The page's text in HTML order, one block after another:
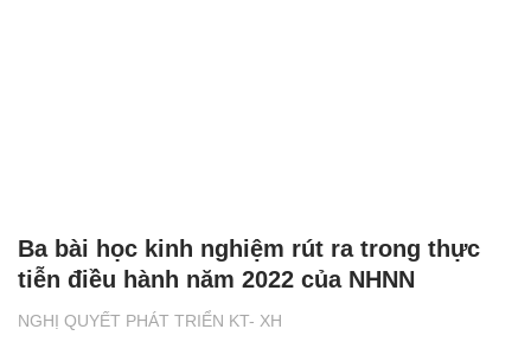
NGHỊ QUYẾT PHÁT TRIỂN KT- XH
Ba bài học kinh nghiệm rút ra trong thực
tiễn điều hành năm 2022 của NHNN